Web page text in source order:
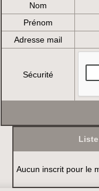
Nom
Prénom
Adresse mail
Sécurité
Aucun inscrit pour le